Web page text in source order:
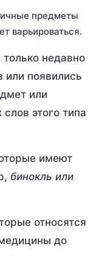
предметы
варьироваться.
только недавно
или появились
или
этого типа
имеют
бинокль или
относятся
до